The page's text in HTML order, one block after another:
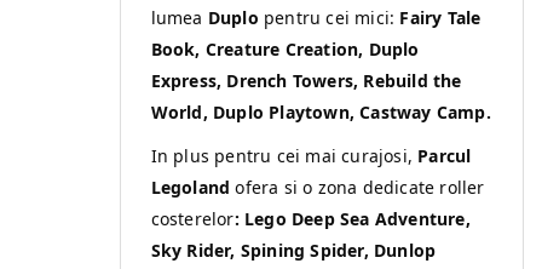
lumea Duplo pentru cei mici: Fairy Tale
Book, Creature Creation, Duplo
Express, Drench Towers, Rebuild the
World, Duplo Playtown, Castway Camp.
In plus pentru cei mai curajosi, Parcul
Legoland ofera si o zona dedicate roller
costerelor: Lego Deep Sea Adventure,
Sky Rider, Spining Spider, Dunlop